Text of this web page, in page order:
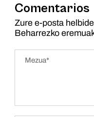
Comentarios
Zure e-posta
Beharrezko